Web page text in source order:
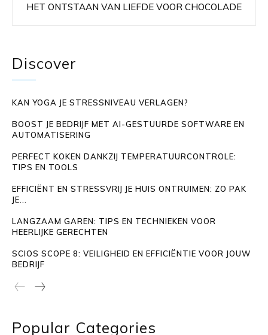
HET ONTSTAAN VAN LIEFDE VOOR CHOCOLADE
Discover
KAN YOGA JE STRESSNIVEAU VERLAGEN?
BOOST JE BEDRIJF MET AI-GESTUURDE SOFTWARE EN
AUTOMATISERING
PERFECT KOKEN DANKZIJ TEMPERATUURCONTROLE:
TIPS EN TOOLS
EFFICIËNT EN STRESSVRIJ JE HUIS ONTRUIMEN: ZO PAK
JE...
LANGZAAM GAREN: TIPS EN TECHNIEKEN VOOR
HEERLIJKE GERECHTEN
SCIOS SCOPE 8: VEILIGHEID EN EFFICIËNTIE VOOR JOUW
BEDRIJF
Popular Categories